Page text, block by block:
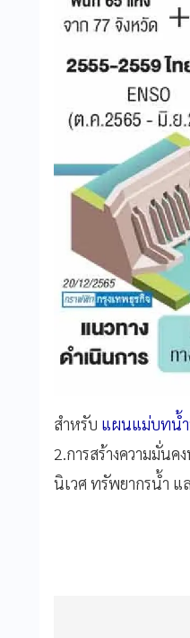
สำหรับ แผนแม่บทน้ำ
2.การสร้างความมั่น
นิเวศ ทรัพยากรน้ำ แ